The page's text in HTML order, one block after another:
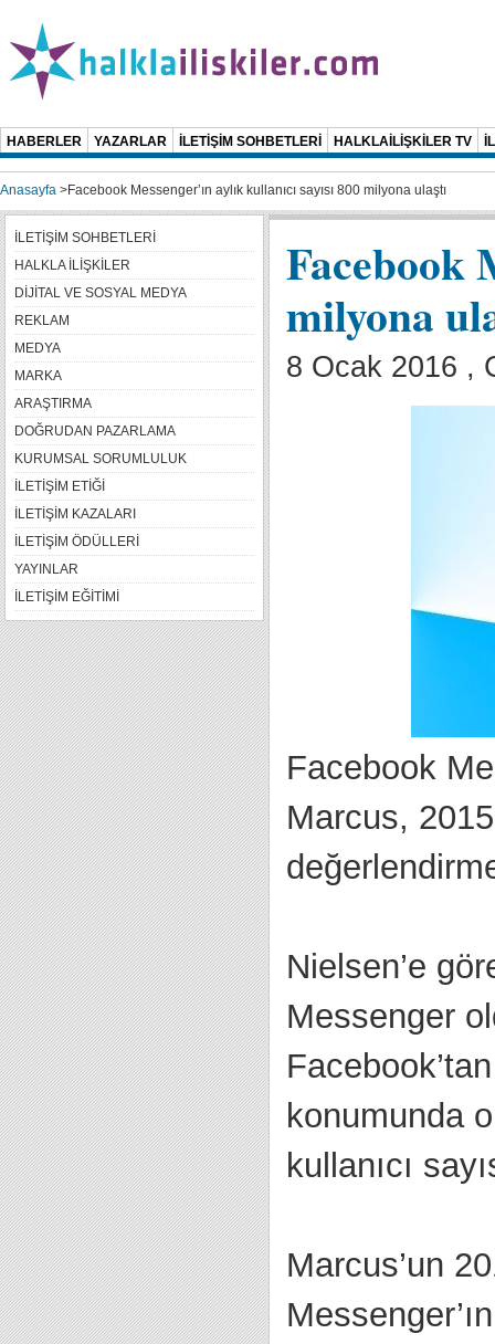
HABERLER YAZARLAR İLETİŞİM SOHBETLERİ HALKLAİLİŞKİLER TV
Anasayfa >Facebook Messenger’ın aylık kullanıcı sayısı 800 milyona ulaştı
Facebook
milyona
8 Ocak 2016 ,
Facebook
Marcus,
Nielsen’e
Messenger
konumunda
kullanıcı
Marcus’un
İLETİŞİM SOHBETLERİ
HALKLA İLİŞKİLER
DİJİTAL VE SOSYAL MEDYA
REKLAM
MEDYA
MARKA
ARAŞTIRMA
DOĞRUDAN PAZARLAMA
KURUMSAL SORUMLULUK
İLETİŞİM ETİĞİ
İLETİŞİM KAZALARI
İLETİŞİM ÖDÜLLERİ
YAYINLAR
İLETİŞİM EĞİTİMİ